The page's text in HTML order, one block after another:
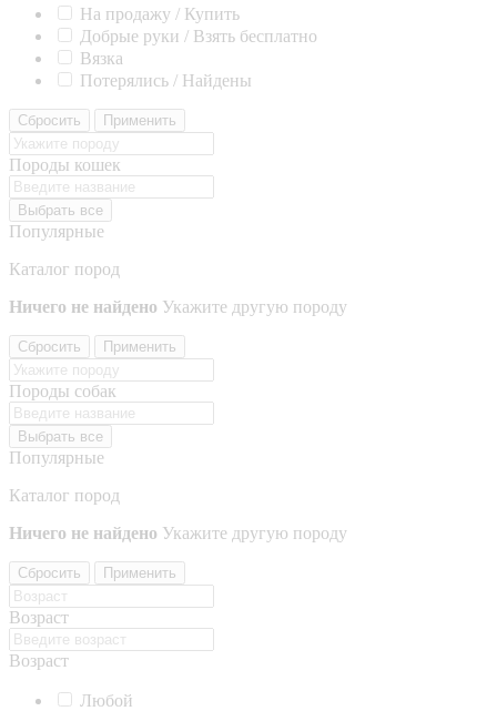
На продажу / Купить
Добрые руки / Взять бесплатно
Вязка
Потерялись / Найдены
Сбросить Применить
Породы кошек
Выбрать все
Популярные
Каталог пород
Ничего не найдено Укажите другую породу
Сбросить Применить
Породы собак
Выбрать все
Популярные
Каталог пород
Ничего не найдено Укажите другую породу
Сбросить Применить
Возраст
Возраст
Любой